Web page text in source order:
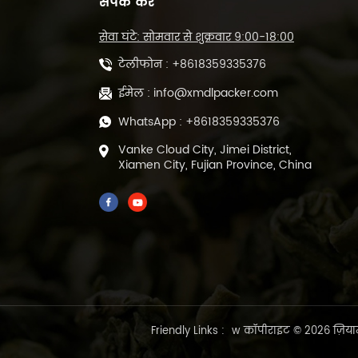
स्वचालित POF फिल्म हीट
DL-450L
500 ग्राम प्रीमेड ग्रीन लूज़
मशीन DL-DBZ-500
सेवा घंटे: सोमवार से शुक्रवार 9:00-18:00
टेलीफोन : +8618359335376
ईमेल : info@xmdlpacker.com
WhatsApp : +8618359335376
Vanke Cloud City, Jimei District,
Xiamen City, Fujian Province, China
Friendly Links : w कॉपीराइट © 2026